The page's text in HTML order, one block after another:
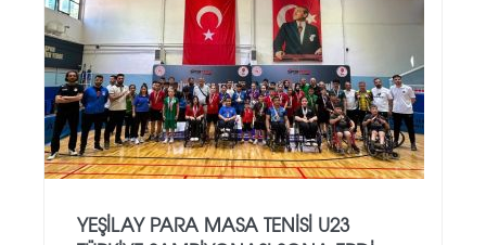
YEŞILAY PARA MASA TENISI U23